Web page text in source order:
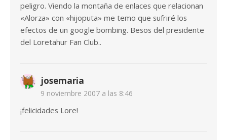
peligro. Viendo la montaña de enlaces que relacionan
«Alorza» con «hijoputa» me temo que sufriré los
efectos de un google bombing. Besos del presidente
del Loretahur Fan Club..
josemaria
9 noviembre 2007 a las 8:46
¡felicidades Lore!